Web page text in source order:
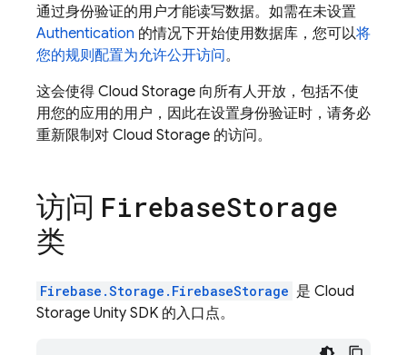
通过身份验证的用户才能读写数据。如需在未设置
Authentication 的情况下开始使用数据库，您可以将
您的规则配置为允许公开访问。
这会使得 Cloud Storage 向所有人开放，包括不使
用您的应用的用户，因此在设置身份验证时，请务必
重新限制对 Cloud Storage 的访问。
访问 FirebaseStorage
类
Firebase.Storage.FirebaseStorage 是 Cloud
Storage Unity SDK 的入口点。